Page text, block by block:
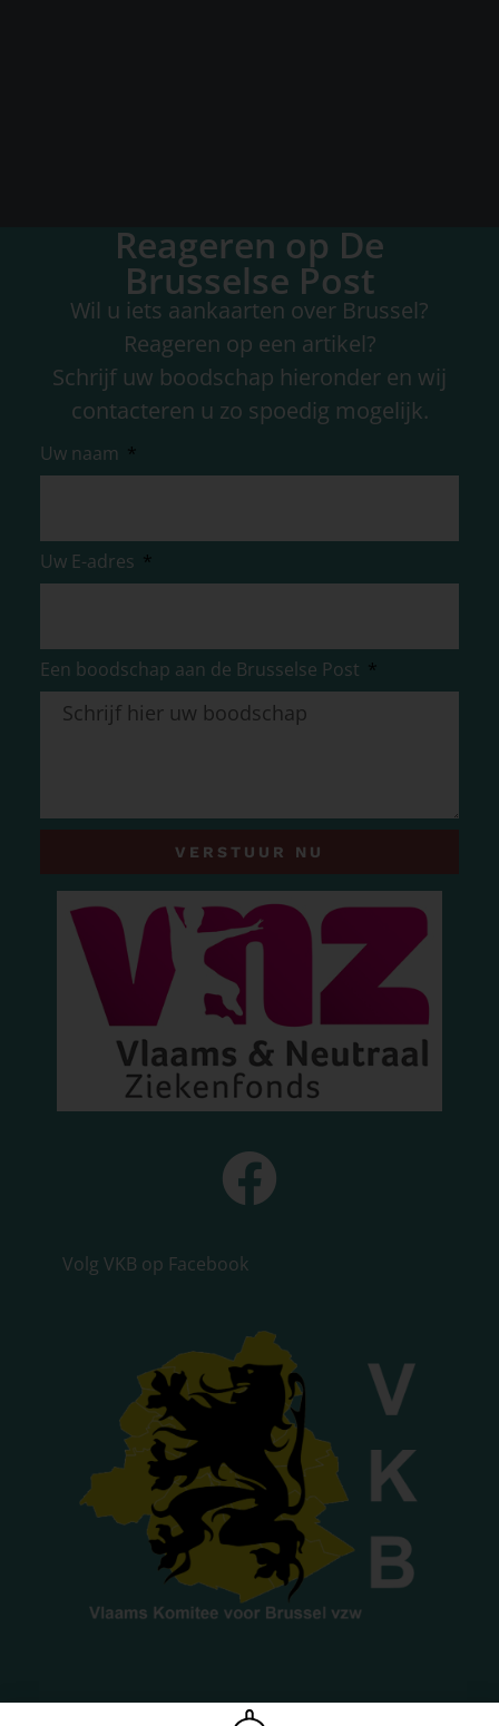
Reageren op De
Brusselse Post
Wil u iets aankaarten over Brussel?
Reageren op een artikel?
Schrijf uw boodschap hieronder en wij
contacteren u zo spoedig mogelijk.
Uw naam
Uw E-adres
Een boodschap aan de Brusselse Post
VERSTUUR NU
Volg VKB op Facebook